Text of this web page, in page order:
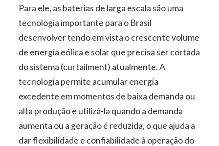
Para ele, as baterias de larga escala são uma
tecnologia importante para o Brasil
desenvolver tendo em vista o crescente volume
de energia eólica e solar que precisa ser cortada
do sistema (curtailment) atualmente. A
tecnologia permite acumular energia
excedente em momentos de baixa demanda ou
alta produção e utilizá-la quando a demanda
aumenta ou a geração é reduzida, o que ajuda a
dar flexibilidade e confiabilidade à operação do